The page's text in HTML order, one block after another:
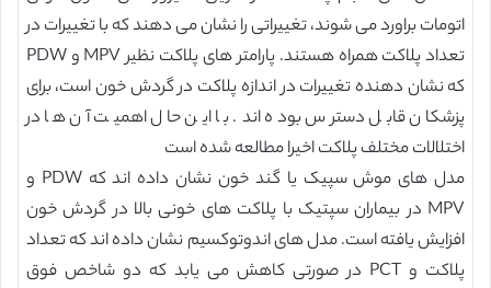
اتومات براورد می شوند، تغییراتی را نشان می دهند که با تغییرات در
تعداد پلاکت همراه هستند. پارامتر های پلاکت نظیر MPV و PDW
که نشان دهنده تغییرات در اندازه پلاکت در گردش خون است، برای
پزشکان قابل دسترس بوده اند. با این حال اهمیت آن ها در
اختلالات مختلف پلاکت اخیرا مطالعه شده است
مدل های موش سپیک یا گند خون نشان داده اند که PDW و
MPV در بیماران سپتیک با پلاکت های خونی بالا در گردش خون
افزایش یافته است. مدل های اندوتوکسیم نشان داده اند که تعداد
پلاکت و PCT در صورتی کاهش می یابد که دو شاخص فوق